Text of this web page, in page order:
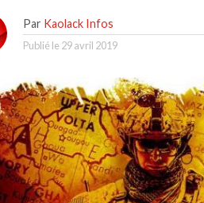
Par Kaolack Infos
Publié le 29 avril 2019